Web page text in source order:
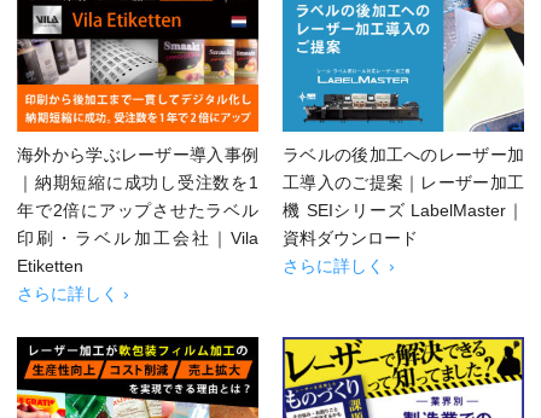
海外から学ぶレーザー導入事例
｜納期短縮に成功し受注数を1
年で2倍にアップさせたラベル
印刷・ラベル加工会社｜Vila
Etiketten
さらに詳しく ›
ラベルの後加工へのレーザー加
工導入のご提案｜レーザー加工
機 SEIシリーズ LabelMaster｜
資料ダウンロード
さらに詳しく ›